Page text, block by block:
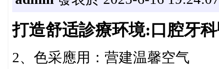
打造舒适診療环境:口腔牙
2、色采應用：营建温馨空气